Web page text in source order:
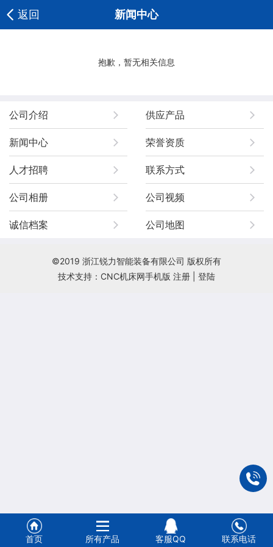
返回 新闻中心
抱歉，暂无相关信息
公司介绍 供应产品
新闻中心 荣誉资质
人才招聘 联系方式
公司相册 公司视频
诚信档案 公司地图
©2019 浙江锐力智能装备有限公司 版权所有
技术支持：CNC机床网手机版 注册 登陆
首页 所有产品 客服QQ 联系电话